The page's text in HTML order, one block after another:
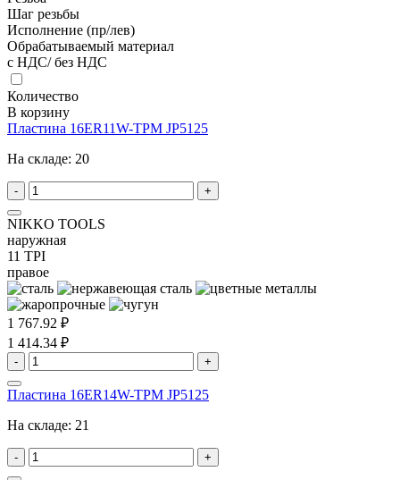
Шаг резьбы
Исполнение (пр/лев)
Обрабатываемый материал
с НДС/ без НДС
Количество
В корзину
Пластина 16ER11W-TPM JP5125
На складе: 20
- +
NIKKO TOOLS
наружная
11 TPI
правое
1 767.92 ₽
1 414.34 ₽
- +
Пластина 16ER14W-TPM JP5125
На складе: 21
- +